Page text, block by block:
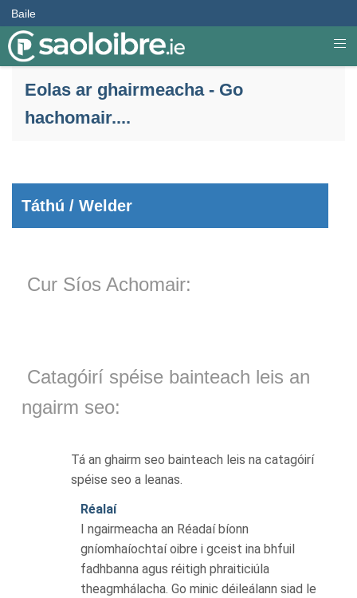
Baile
Eolas ar ghairmeacha - Go
hachomair....
Táthú / Welder
Cur Síos Achomair:
Catagóirí spéise bainteach leis an
ngairm seo:
Tá an ghairm seo bainteach leis na catagóirí
spéise seo a leanas.
Réalaí
I ngairmeacha an Réadaí bíonn
gníomhaíochtaí oibre i gceist ina bhfuil
fadhbanna agus réitigh phraiticiúla
theagmhálacha. Go minic déileálann siad le